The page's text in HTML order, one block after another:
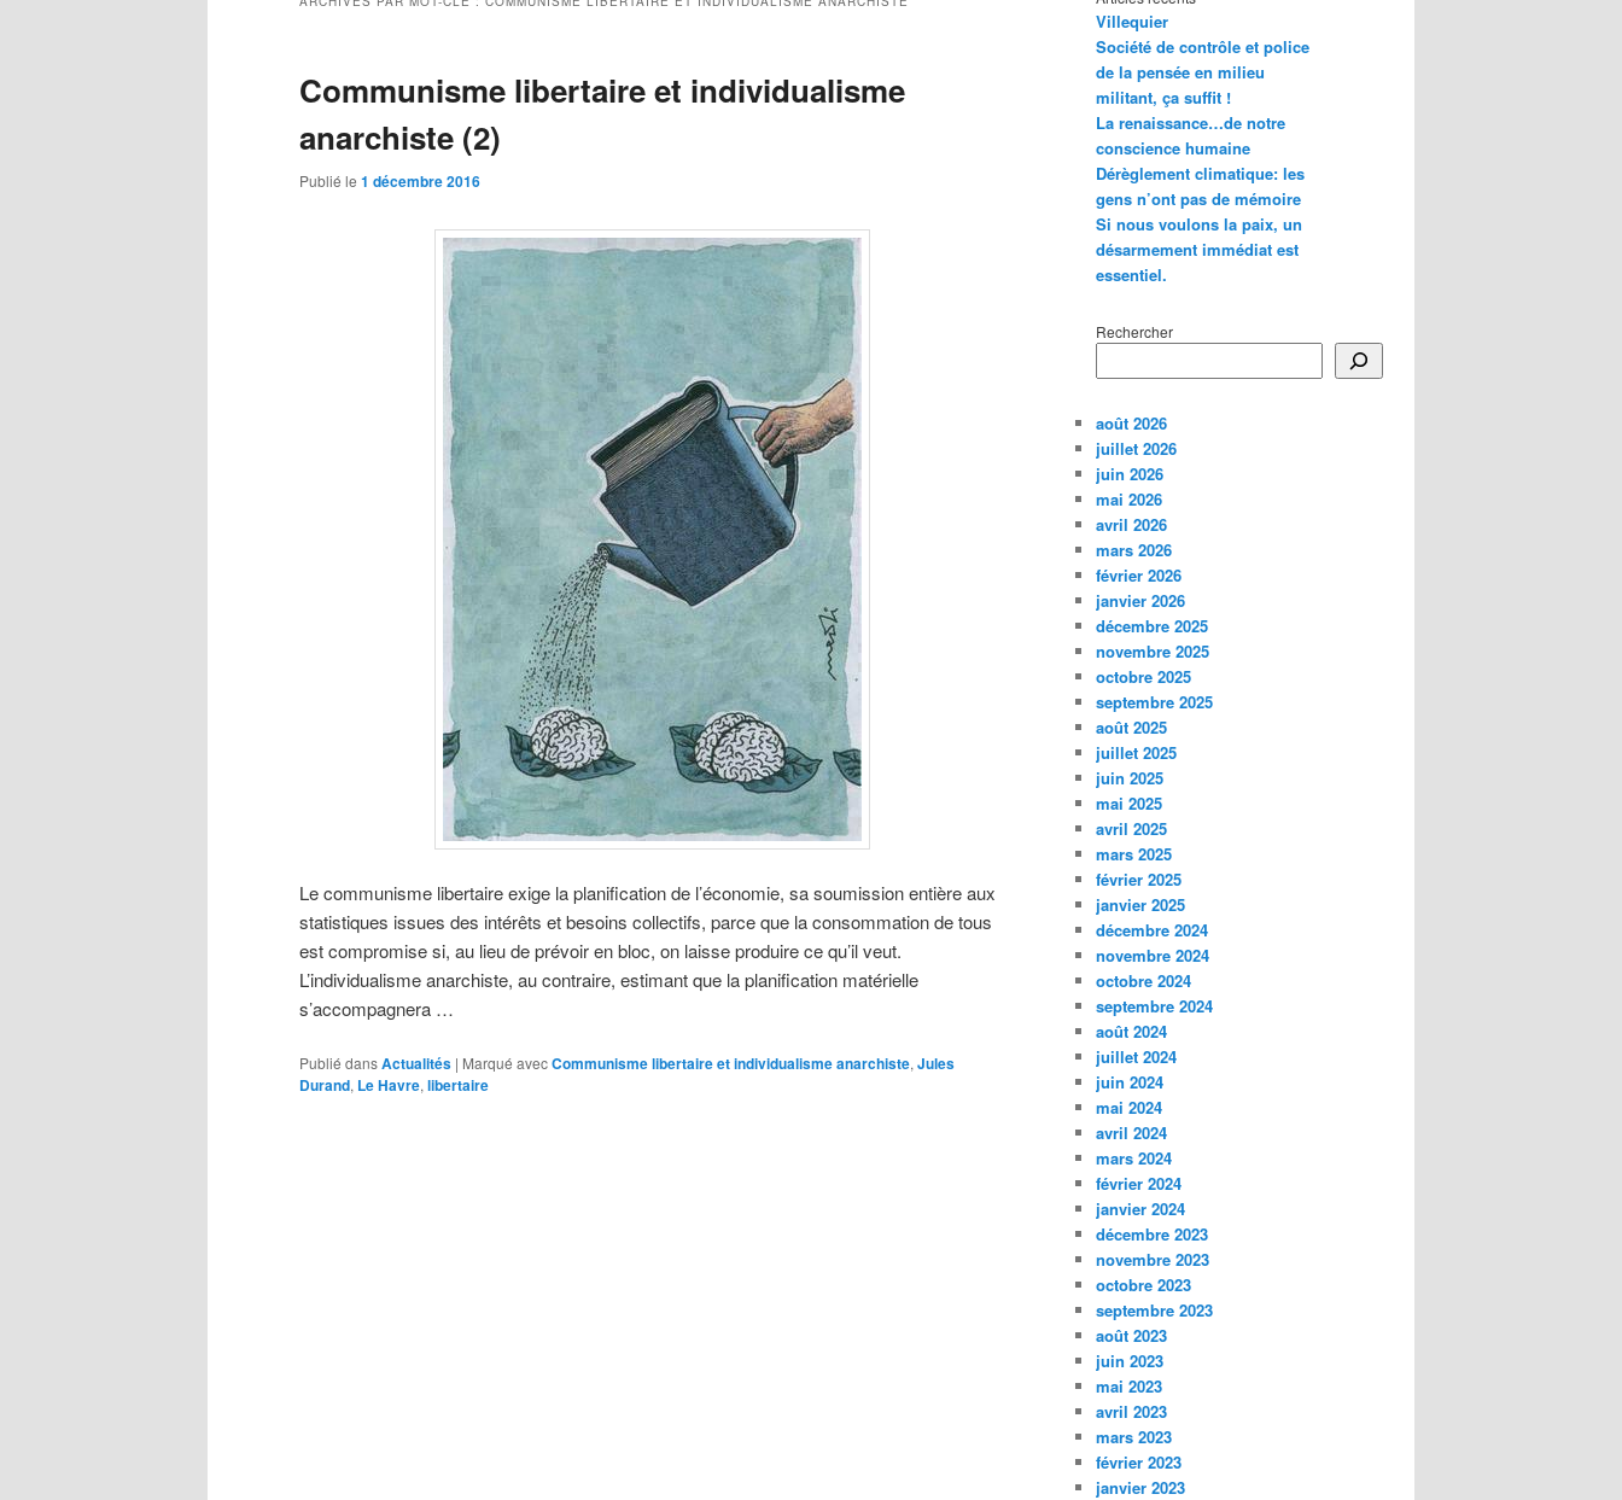
Communisme libertaire et individualisme
anarchiste (2)
Publié le 1 décembre 2016
Le communisme libertaire exige la planification de l’économie, sa soumission entière aux
statistiques issues des intérêts et besoins collectifs, parce que la consommation de tous
est compromise si, au lieu de prévoir en bloc, on laisse produire ce qu’il veut.
L’individualisme anarchiste, au contraire, estimant que la planification matérielle
s’accompagnera …
Publié dansActualités | Marqué avecCommunisme libertaire et individualisme anarchiste, Jules
Durand, Le Havre, libertaire
Villequier
Société de contrôle et police
de la pensée en milieu
militant, ça suffit !
La renaissance…de notre
conscience humaine
Dérèglement climatique: les
gens n’ont pas de mémoire
Si nous voulons la paix, un
désarmement immédiat est
essentiel.
Rechercher
août 2026
juillet 2026
juin 2026
mai 2026
avril 2026
mars 2026
février 2026
janvier 2026
décembre 2025
novembre 2025
octobre 2025
septembre 2025
août 2025
juillet 2025
juin 2025
mai 2025
avril 2025
mars 2025
février 2025
janvier 2025
décembre 2024
novembre 2024
octobre 2024
septembre 2024
août 2024
juillet 2024
juin 2024
mai 2024
avril 2024
mars 2024
février 2024
janvier 2024
décembre 2023
novembre 2023
octobre 2023
septembre 2023
août 2023
juin 2023
mai 2023
avril 2023
mars 2023
février 2023
janvier 2023